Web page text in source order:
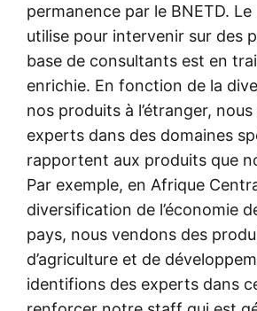
permanence par le BNETD. Le
utilise pour intervenir sur des
base de consultants est en
enrichie. En fonction de la
nos produits à l’étranger,
experts dans des domaines
rapportent aux produits que
Par exemple, en Afrique
diversification de l’économie
pays, nous vendons des
d’agriculture et de
identifions des experts dans